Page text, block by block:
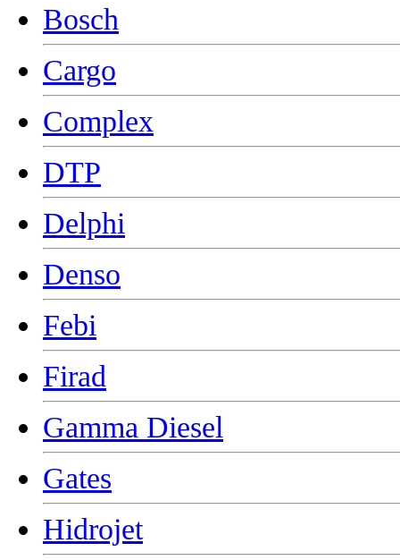
Bosch
Cargo
Complex
DTP
Delphi
Denso
Febi
Firad
Gamma Diesel
Gates
Hidrojet